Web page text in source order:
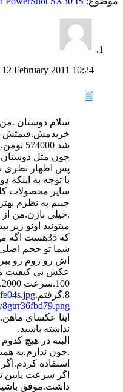
February 2011 10:24
خریدمش.قیمتش
چون مثل دوستان
پس اظهار نظری
با توجه به اینکه
سایر محصولات
جیبم به نظرم
.خیلی نازن.من
میتونید اونو زیر
که 35هست
شما تو حجم
اش رو زوم رو
عکس بی کیفیت
8.گرفتم.
اینا عکسای
نداشته باشید.
البته در هیچ
.چون ندارم.به
استفاده
اگر سرعت پایین
داشت.موفق